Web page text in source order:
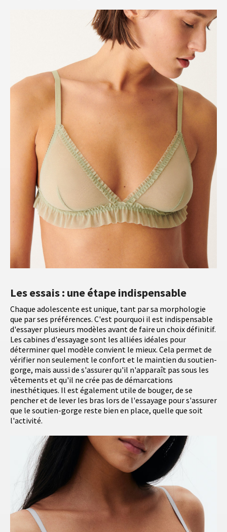
Les essais : une étape indispensable
Chaque adolescente est unique, tant par sa morphologie
que par ses préférences. C'est pourquoi il est indispensable
d'essayer plusieurs modèles avant de faire un choix définitif.
Les cabines d'essayage sont les alliées idéales pour
déterminer quel modèle convient le mieux. Cela permet de
vérifier non seulement le confort et le maintien du soutien-
gorge, mais aussi de s'assurer qu'il n'apparaît pas sous les
vêtements et qu'il ne crée pas de démarcations
inesthétiques. Il est également utile de bouger, de se
pencher et de lever les bras lors de l'essayage pour s'assurer
que le soutien-gorge reste bien en place, quelle que soit
l'activité.